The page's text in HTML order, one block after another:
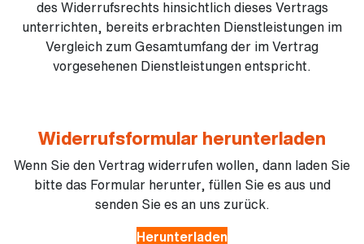
des Widerrufsrechts hinsichtlich dieses Vertrags
unterrichten, bereits erbrachten Dienstleistungen im
Vergleich zum Gesamtumfang der im Vertrag
vorgesehenen Dienstleistungen entspricht.
Widerrufsformular herunterladen
Wenn Sie den Vertrag widerrufen wollen, dann laden Sie
bitte das Formular herunter, füllen Sie es aus und
senden Sie es an uns zurück.
Herunterladen